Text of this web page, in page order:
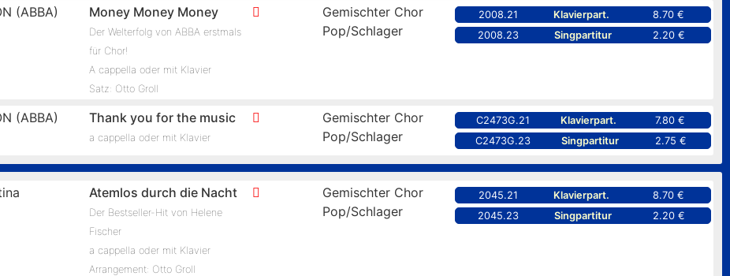
(ABBA) Money Money Money
Der Welterfolg von ABBA erstmals
für Chor!
A cappella oder mit Klavier
Satz: Otto Groll
Gemischter Chor
Pop/Schlager
2008.21 Klavierpart.
8.70 €
2008.23
Singpartitur 2.20 €
(ABBA) Thank you for the music
a cappella oder mit Klavier
Gemischter Chor
Pop/Schlager
C2473G.21 Klavierpart.
7.80 €
C2473G.23
Singpartitur 2.75 €
Atemlos durch die Nacht
Der Bestseller-Hit von Helene
Fischer
a cappella oder mit Klavier
Arrangement: Otto Groll
Gemischter Chor
Pop/Schlager
2045.21 Klavierpart.
8.70 €
2045.23
Singpartitur 2.20 €